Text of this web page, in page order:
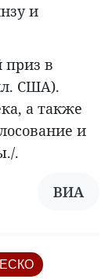
и
приз в
США).
а также
и
.
ВИА